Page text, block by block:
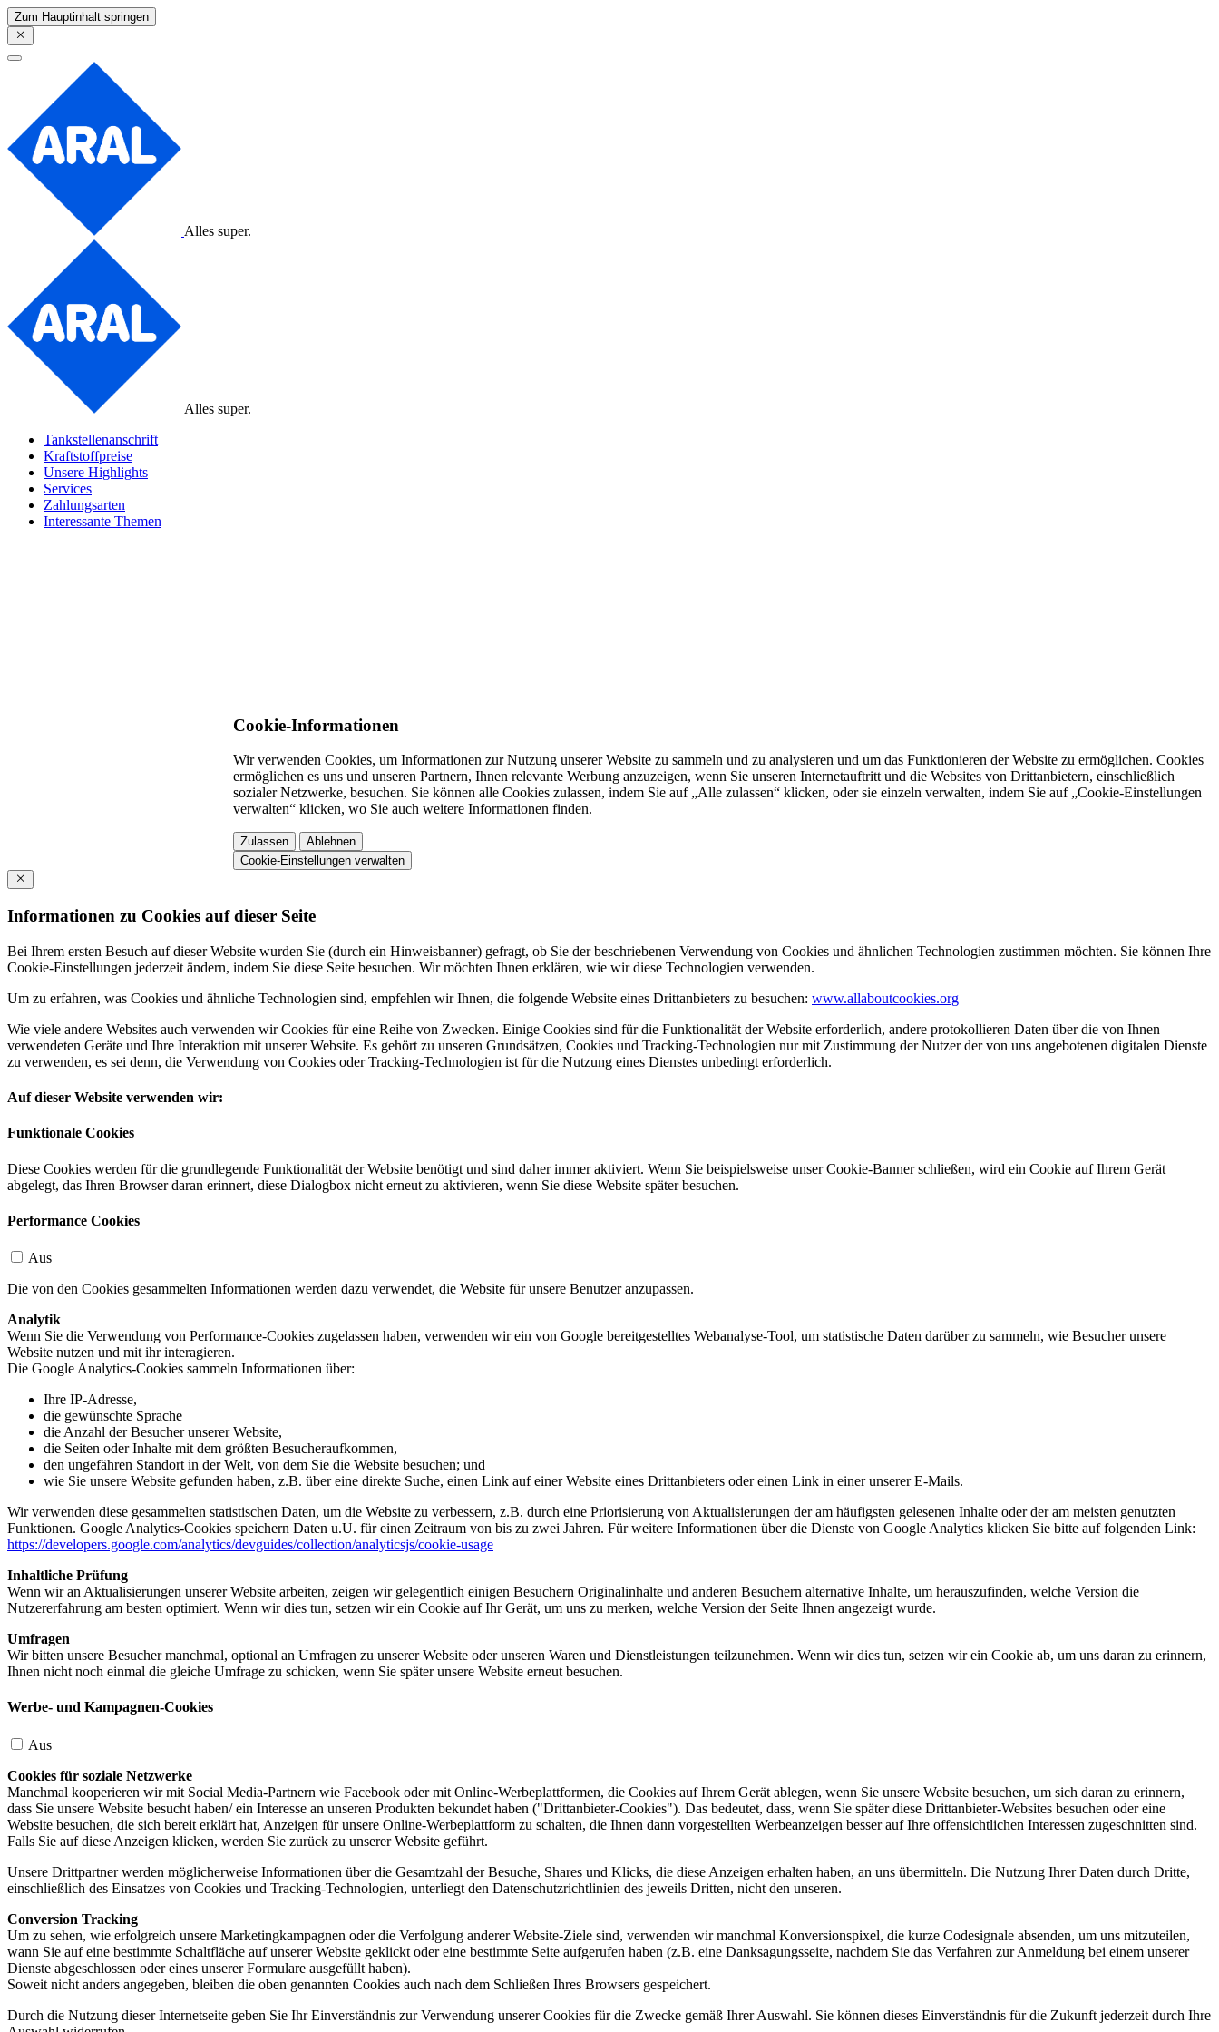
Zum Hauptinhalt springen
Alles super.
Alles super.
Tankstellenanschrift
Kraftstoffpreise
Unsere Highlights
Services
Zahlungsarten
Interessante Themen
Cookie-Informationen
Wir verwenden Cookies, um Informationen zur Nutzung unserer Website zu sammeln und zu analysieren und um das Funktionieren der Website zu ermöglichen. Cookies
ermöglichen es uns und unseren Partnern, Ihnen relevante Werbung anzuzeigen, wenn Sie unseren Internetauftritt und die Websites von Drittanbietern, einschließlich
sozialer Netzwerke, besuchen. Sie können alle Cookies zulassen, indem Sie auf „Alle zulassen“ klicken, oder sie einzeln verwalten, indem Sie auf „Cookie-Einstellungen
verwalten“ klicken, wo Sie auch weitere Informationen finden.
Zulassen
Ablehnen
Cookie-Einstellungen verwalten
Informationen zu Cookies auf dieser Seite
Bei Ihrem ersten Besuch auf dieser Website wurden Sie (durch ein Hinweisbanner) gefragt, ob Sie der beschriebenen Verwendung von Cookies und ähnlichen Technologien zustimmen möchten. Sie können Ihre
Cookie-Einstellungen jederzeit ändern, indem Sie diese Seite besuchen. Wir möchten Ihnen erklären, wie wir diese Technologien verwenden.
Um zu erfahren, was Cookies und ähnliche Technologien sind, empfehlen wir Ihnen, die folgende Website eines Drittanbieters zu besuchen: www.allaboutcookies.org
Wie viele andere Websites auch verwenden wir Cookies für eine Reihe von Zwecken. Einige Cookies sind für die Funktionalität der Website erforderlich, andere protokollieren Daten über die von Ihnen
verwendeten Geräte und Ihre Interaktion mit unserer Website. Es gehört zu unseren Grundsätzen, Cookies und Tracking-Technologien nur mit Zustimmung der Nutzer der von uns angebotenen digitalen Dienste
zu verwenden, es sei denn, die Verwendung von Cookies oder Tracking-Technologien ist für die Nutzung eines Dienstes unbedingt erforderlich.
Auf dieser Website verwenden wir:
Funktionale Cookies
Diese Cookies werden für die grundlegende Funktionalität der Website benötigt und sind daher immer aktiviert. Wenn Sie beispielsweise unser Cookie-Banner schließen, wird ein Cookie auf Ihrem Gerät
abgelegt, das Ihren Browser daran erinnert, diese Dialogbox nicht erneut zu aktivieren, wenn Sie diese Website später besuchen.
Performance Cookies
Aus
Die von den Cookies gesammelten Informationen werden dazu verwendet, die Website für unsere Benutzer anzupassen.
Analytik
Wenn Sie die Verwendung von Performance-Cookies zugelassen haben, verwenden wir ein von Google bereitgestelltes Webanalyse-Tool, um statistische Daten darüber zu sammeln, wie Besucher unsere
Website nutzen und mit ihr interagieren.
Die Google Analytics-Cookies sammeln Informationen über:
Ihre IP-Adresse,
die gewünschte Sprache
die Anzahl der Besucher unserer Website,
die Seiten oder Inhalte mit dem größten Besucheraufkommen,
den ungefähren Standort in der Welt, von dem Sie die Website besuchen; und
wie Sie unsere Website gefunden haben, z.B. über eine direkte Suche, einen Link auf einer Website eines Drittanbieters oder einen Link in einer unserer E-Mails.
Wir verwenden diese gesammelten statistischen Daten, um die Website zu verbessern, z.B. durch eine Priorisierung von Aktualisierungen der am häufigsten gelesenen Inhalte oder der am meisten genutzten
Funktionen. Google Analytics-Cookies speichern Daten u.U. für einen Zeitraum von bis zu zwei Jahren. Für weitere Informationen über die Dienste von Google Analytics klicken Sie bitte auf folgenden Link:
https://developers.google.com/analytics/devguides/collection/analyticsjs/cookie-usage
Inhaltliche Prüfung
Wenn wir an Aktualisierungen unserer Website arbeiten, zeigen wir gelegentlich einigen Besuchern Originalinhalte und anderen Besuchern alternative Inhalte, um herauszufinden, welche Version die
Nutzererfahrung am besten optimiert. Wenn wir dies tun, setzen wir ein Cookie auf Ihr Gerät, um uns zu merken, welche Version der Seite Ihnen angezeigt wurde.
Umfragen
Wir bitten unsere Besucher manchmal, optional an Umfragen zu unserer Website oder unseren Waren und Dienstleistungen teilzunehmen. Wenn wir dies tun, setzen wir ein Cookie ab, um uns daran zu erinnern,
Ihnen nicht noch einmal die gleiche Umfrage zu schicken, wenn Sie später unsere Website erneut besuchen.
Werbe- und Kampagnen-Cookies
Aus
Cookies für soziale Netzwerke
Manchmal kooperieren wir mit Social Media-Partnern wie Facebook oder mit Online-Werbeplattformen, die Cookies auf Ihrem Gerät ablegen, wenn Sie unsere Website besuchen, um sich daran zu erinnern,
dass Sie unsere Website besucht haben/ ein Interesse an unseren Produkten bekundet haben ("Drittanbieter-Cookies"). Das bedeutet, dass, wenn Sie später diese Drittanbieter-Websites besuchen oder eine
Website besuchen, die sich bereit erklärt hat, Anzeigen für unsere Online-Werbeplattform zu schalten, die Ihnen dann vorgestellten Werbeanzeigen besser auf Ihre offensichtlichen Interessen zugeschnitten sind.
Falls Sie auf diese Anzeigen klicken, werden Sie zurück zu unserer Website geführt.
Unsere Drittpartner werden möglicherweise Informationen über die Gesamtzahl der Besuche, Shares und Klicks, die diese Anzeigen erhalten haben, an uns übermitteln. Die Nutzung Ihrer Daten durch Dritte,
einschließlich des Einsatzes von Cookies und Tracking-Technologien, unterliegt den Datenschutzrichtlinien des jeweils Dritten, nicht den unseren.
Conversion Tracking
Um zu sehen, wie erfolgreich unsere Marketingkampagnen oder die Verfolgung anderer Website-Ziele sind, verwenden wir manchmal Konversionspixel, die kurze Codesignale absenden, um uns mitzuteilen,
wann Sie auf eine bestimmte Schaltfläche auf unserer Website geklickt oder eine bestimmte Seite aufgerufen haben (z.B. eine Danksagungsseite, nachdem Sie das Verfahren zur Anmeldung bei einem unserer
Dienste abgeschlossen oder eines unserer Formulare ausgefüllt haben).
Soweit nicht anders angegeben, bleiben die oben genannten Cookies auch nach dem Schließen Ihres Browsers gespeichert.
Durch die Nutzung dieser Internetseite geben Sie Ihr Einverständnis zur Verwendung unserer Cookies für die Zwecke gemäß Ihrer Auswahl. Sie können dieses Einverständnis für die Zukunft jederzeit durch Ihre